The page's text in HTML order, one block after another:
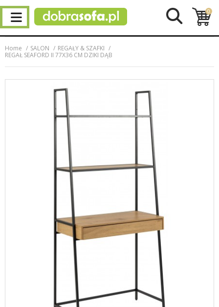
0
Home SALON
REGAŁY & SZAFKI
REGAŁ SEAFORD II 77X36 CM DZIKI DĄB